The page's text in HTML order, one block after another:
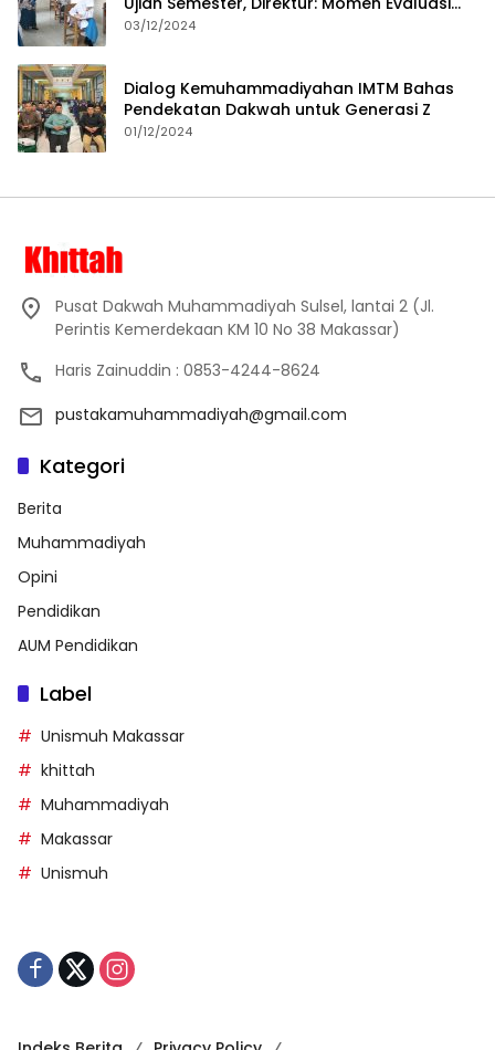
Proses Pembelajaran
03/12/2024
Dialog Kemuhammadiyahan IMTM Bahas
Pendekatan Dakwah untuk Generasi Z
01/12/2024
Pusat Dakwah Muhammadiyah Sulsel, lantai 2 (Jl.
Perintis Kemerdekaan KM 10 No 38 Makassar)
Haris Zainuddin : 0853-4244-8624
pustakamuhammadiyah@gmail.com
Kategori
Berita
Muhammadiyah
Opini
Pendidikan
AUM Pendidikan
Label
Unismuh Makassar
khittah
Muhammadiyah
Makassar
Unismuh